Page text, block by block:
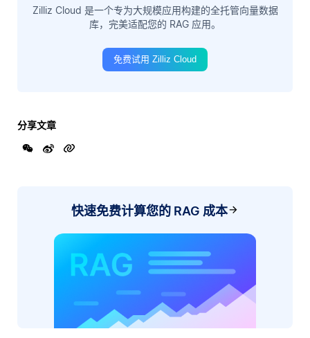
Zilliz Cloud 是一个专为大规模应用构建的全托管向量数据
库，完美适配您的 RAG 应用。
免费试用 Zilliz Cloud
分享文章
快速免费计算您的 RAG 成本